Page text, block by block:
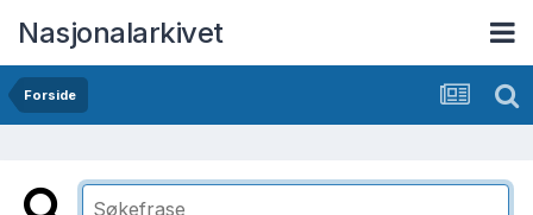
Nasjonalarkivet
Forside